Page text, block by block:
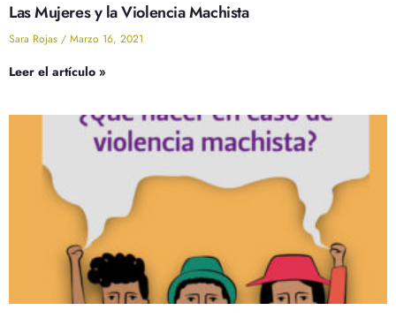
Las Mujeres y la Violencia Machista
Sara Rojas Marzo 16, 2021
Leer el artículo »